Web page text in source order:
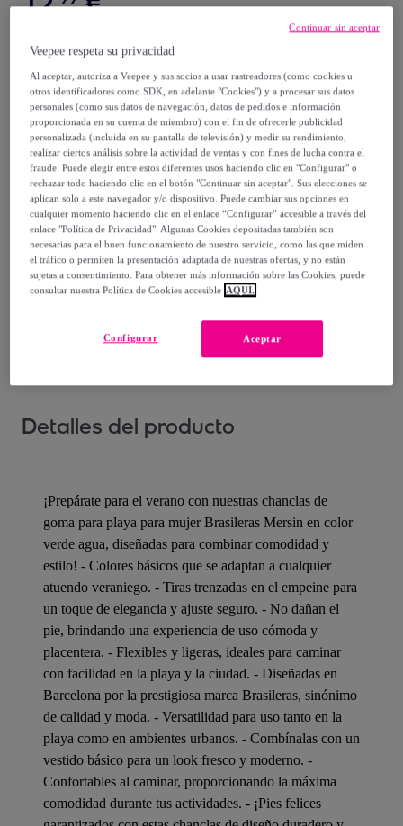
19, €
35%
Vendido porBRASILERAS GROUP
Entrega
Entrega desde3,99 €
Entrega: Entre el11/08y el14/08
Detalles del producto
¡Prepárate para el verano con nuestras chanclas de
goma para playa para mujer Brasileras Mersin en color
verde agua, diseñadas para combinar comodidad y
estilo! - Colores básicos que se adaptan a cualquier
atuendo veraniego. - Tiras trenzadas en el empeine para
un toque de elegancia y ajuste seguro. - No dañan el
pie, brindando una experiencia de uso cómoda y
placentera. - Flexibles y ligeras, ideales para caminar
con facilidad en la playa y la ciudad. - Diseñadas en
Barcelona por la prestigiosa marca Brasileras, sinónimo
de calidad y moda. - Versatilidad para uso tanto en la
playa como en ambientes urbanos. - Combínalas con un
vestido básico para un look fresco y moderno. -
Confortables al caminar, proporcionando la máxima
comodidad durante tus actividades. - ¡Pies felices
Veepee respeta su privacidad
Al aceptar, autoriza a Veepee y sus socios a usar rastreadores (como cookies u
otros identificadores como SDK, en adelante "Cookies") y a procesar sus datos
personales (como sus datos de navegación, datos de pedidos e información
proporcionada en su cuenta de miembro) con el fin de ofrecerle publicidad
personalizada (incluida en su pantalla de televisión) y medir su rendimiento,
realizar ciertos análisis sobre la actividad de ventas y con fines de lucha contra el
fraude. Puede elegir entre estos diferentes usos haciendo clic en "Configurar" o
rechazar todo haciendo clic en el botón "Continuar sin aceptar". Sus elecciones se
aplican solo a este navegador y/o dispositivo. Puede cambiar sus opciones en
cualquier momento haciendo clic en el enlace “Configurar” accesible a través del
enlace "Política de Privacidad". Algunas Cookies depositadas también son
necesarias para el buen funcionamiento de nuestro servicio, como las que miden
el tráfico o permiten la presentación adaptada de nuestras ofertas, y no están
sujetas a consentimiento. Para obtener más información sobre las Cookies, puede
consultar nuestra Política de Cookies accesible AQUÍ.
Aceptar
Configurar
Continuar sin aceptar